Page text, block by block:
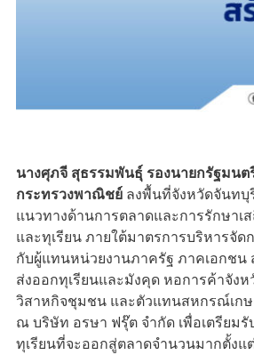
นางศุภจี สุธรรมพันธุ์ รองนายกรัฐมนต
กระทรวงพาณิชย์ ลงพื้นที่จังหวัดจันทบุ
แนวทางด้านการตลาดและการรักษาเ
และทุเรียน ภายใต้มาตรการบริหารจัด
กับผู้แทนหน่วยงานภาครัฐ ภาคเอกชน
ส่งออกทุเรียนและมังคุด หอการค้าจัง
วิสาหกิจชุมชน และตัวแทนสหกรณ์เก
ณ บริษัท อรษา ฟรุ๊ต จำกัด เพื่อเตรียม
ทุเรียนที่จะออกสู่ตลาดจำนวนมากตั้งแ